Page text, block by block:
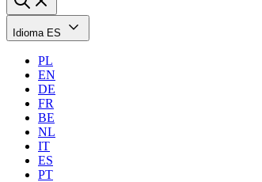
Idioma ES
PL
EN
DE
FR
BE
NL
IT
ES
PT